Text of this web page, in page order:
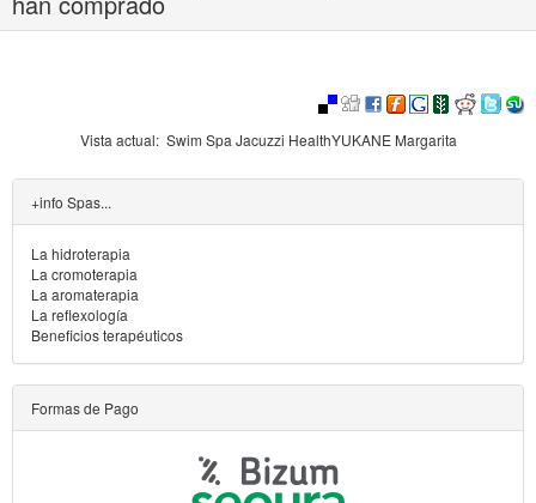
Vista actual: Swim Spa Jacuzzi HealthYUKANE Margarita
+info Spas...
La hidroterapia
La cromoterapia
La aromaterapia
La reflexología
Beneficios terapéuticos
Formas de Pago